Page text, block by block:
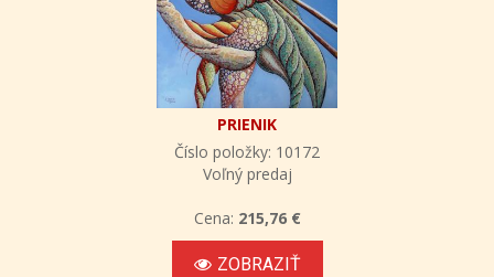
PRIENIK
Číslo položky: 10172
Voľný predaj
Cena: 215,76 €
ZOBRAZIŤ